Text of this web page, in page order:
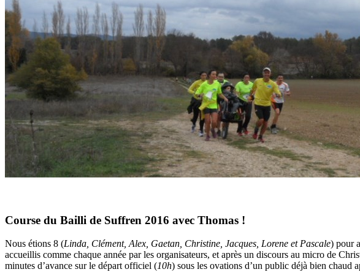
Course du Bailli de Suffren 2016 avec Thomas !
Nous étions 8 (Linda, Clément, Alex, Gaetan, Christine, Jacques, Lorene et Pascale) pour
accueillis comme chaque année par les organisateurs, et après un discours au micro de
minutes d’avance sur le départ officiel (10h) sous les ovations d’un public déjà bien chaud